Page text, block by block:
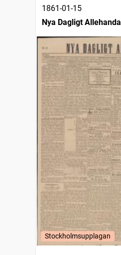
1861-01-15
Nya Dagligt Allehanda
Stockholmsupplagan